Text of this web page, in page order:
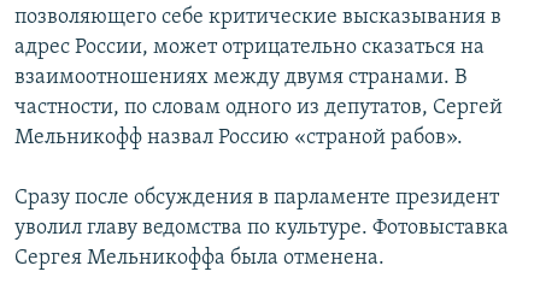
позволяющего себе критические высказывания в
адрес России, может отрицательно сказаться на
взаимоотношениях между двумя странами. В
частности, по словам одного из депутатов, Сергей
Мельникофф назвал Россию «страной рабов».
Сразу после обсуждения в парламенте президент
уволил главу ведомства по культуре. Фотовыставка
Сергея Мельникоффа была отменена.